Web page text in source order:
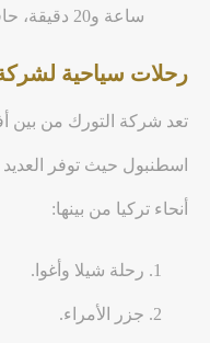
ساعة و20 دقيقة، حافلة خلال ساعتين.
رحلات سياحية
تعد شركة التورك من
اسطنبول حيث توفر
أنحاء تركيا من بينها:
رحلة شيلا وأغوا.
جزر الأمراء.